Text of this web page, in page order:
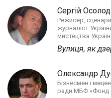
Сергій
Режисер,
журналіст
мистецтва
Вулиця, як
Олександр
Бізнесмен і
ради МБФ «Фонд